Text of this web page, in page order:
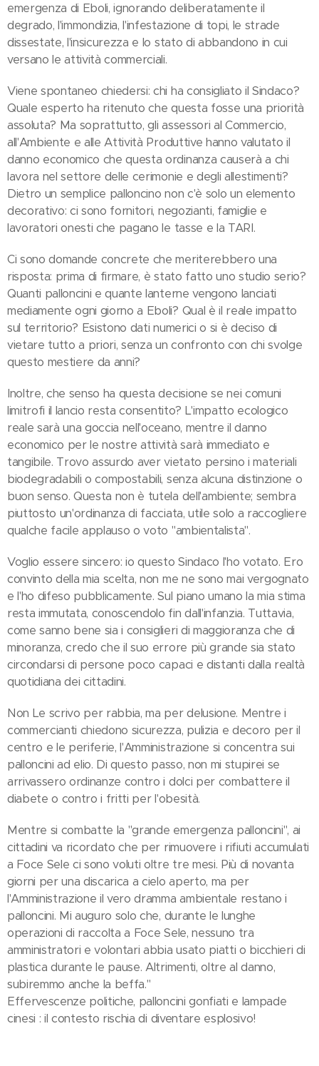
emergenza di Eboli, ignorando deliberatamente il
degrado, l'immondizia, l'infestazione di topi, le strade
dissestate, l'insicurezza e lo stato di abbandono in cui
versano le attività commerciali.
Viene spontaneo chiedersi: chi ha consigliato il Sindaco?
Quale esperto ha ritenuto che questa fosse una priorità
assoluta? Ma soprattutto, gli assessori al Commercio,
all'Ambiente e alle Attività Produttive hanno valutato il
danno economico che questa ordinanza causerà a chi
lavora nel settore delle cerimonie e degli allestimenti?
Dietro un semplice palloncino non c'è solo un elemento
decorativo: ci sono fornitori, negozianti, famiglie e
lavoratori onesti che pagano le tasse e la TARI.
Ci sono domande concrete che meriterebbero una
risposta: prima di firmare, è stato fatto uno studio serio?
Quanti palloncini e quante lanterne vengono lanciati
mediamente ogni giorno a Eboli? Qual è il reale impatto
sul territorio? Esistono dati numerici o si è deciso di
vietare tutto a priori, senza un confronto con chi svolge
questo mestiere da anni?
Inoltre, che senso ha questa decisione se nei comuni
limitrofi il lancio resta consentito? L'impatto ecologico
reale sarà una goccia nell'oceano, mentre il danno
economico per le nostre attività sarà immediato e
tangibile. Trovo assurdo aver vietato persino i materiali
biodegradabili o compostabili, senza alcuna distinzione o
buon senso. Questa non è tutela dell'ambiente; sembra
piuttosto un'ordinanza di facciata, utile solo a raccogliere
qualche facile applauso o voto "ambientalista".
Voglio essere sincero: io questo Sindaco l'ho votato. Ero
convinto della mia scelta, non me ne sono mai vergognato
e l'ho difeso pubblicamente. Sul piano umano la mia stima
resta immutata, conoscendolo fin dall'infanzia. Tuttavia,
come sanno bene sia i consiglieri di maggioranza che di
minoranza, credo che il suo errore più grande sia stato
circondarsi di persone poco capaci e distanti dalla realtà
quotidiana dei cittadini.
Non Le scrivo per rabbia, ma per delusione. Mentre i
commercianti chiedono sicurezza, pulizia e decoro per il
centro e le periferie, l'Amministrazione si concentra sui
palloncini ad elio. Di questo passo, non mi stupirei se
arrivassero ordinanze contro i dolci per combattere il
diabete o contro i fritti per l'obesità.
Mentre si combatte la "grande emergenza palloncini", ai
cittadini va ricordato che per rimuovere i rifiuti accumulati
a Foce Sele ci sono voluti oltre tre mesi. Più di novanta
giorni per una discarica a cielo aperto, ma per
l'Amministrazione il vero dramma ambientale restano i
palloncini. Mi auguro solo che, durante le lunghe
operazioni di raccolta a Foce Sele, nessuno tra
amministratori e volontari abbia usato piatti o bicchieri di
plastica durante le pause. Altrimenti, oltre al danno,
subiremmo anche la beffa."
Effervescenze politiche, palloncini gonfiati e lampade
cinesi : il contesto rischia di diventare esplosivo!